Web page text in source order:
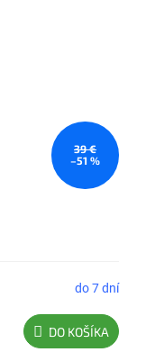
39 €
–51 %
do 7 dní
DO KOŠÍKA